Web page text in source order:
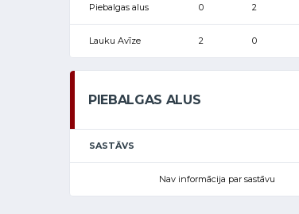
Piebalgas alus 0 2
Lauku Avīze 2 0
PIEBALGAS ALUS
SASTĀVS
Nav informācija par sastāvu